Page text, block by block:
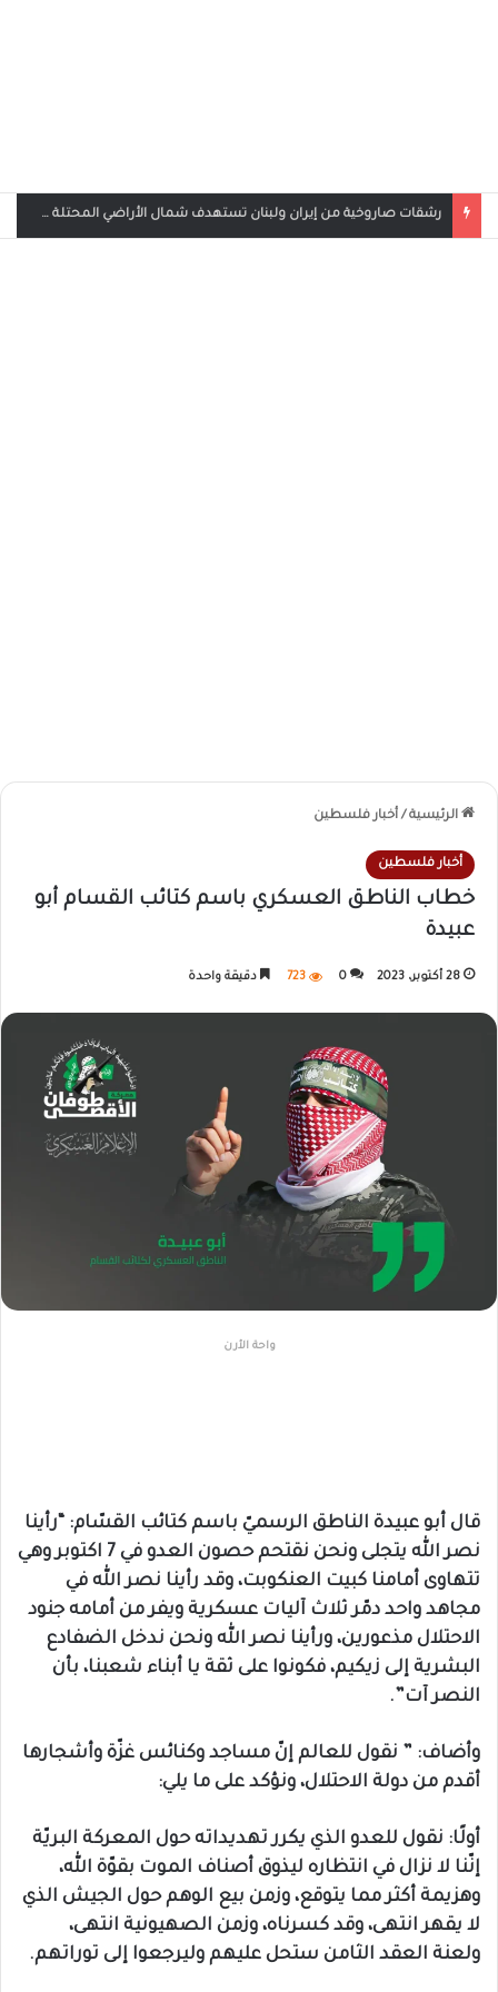
بث مباشر مباراة الأردن والإمارات في كأس العرب 2025
الرئيسية / أخبار فلسطين
أخبار فلسطين
خطاب الناطق العسكري باسم كتائب القسام أبو
عبيدة
28 أكتوبر، 2023 0
723 دقيقة واحدة
واحة الأرن
قال أبو عبيدة الناطق الرسميّ باسم كتائب القسّام: “رأينا
نصر الله يتجلى ونحن نقتحم حصون العدو في 7 اكتوبر وهي
تتهاوى أمامنا كبيت العنكوبت، وقد رأينا نصر الله في
مجاهد واحد دمّر ثلاث آليات عسكرية ويفر من أمامه جنود
الاحتلال مذعورين، ورأينا نصر الله ونحن ندخل الضفادع
البشرية إلى زيكيم، فكونوا على ثقة يا أبناء شعبنا، بأن
النصر آت”.
وأضاف: ” نقول للعالم إنّ مساجد وكنائس غزّة وأشجارها
أقدم من دولة الاحتلال، ونؤكد على ما يلي:
أولًا: نقول للعدو الذي يكرر تهديداته حول المعركة البريّة
إنّنا لا نزال في انتظاره ليذوق أصناف الموت بقوّة الله،
وهزيمة أكثر مما يتوقع، وزمن بيع الوهم حول الجيش الذي
لا يقهر انتهى، وقد كسرناه، وزمن الصهيونية انتهى،
ولعنة العقد الثامن ستحل عليهم وليرجعوا إلى توراتهم.